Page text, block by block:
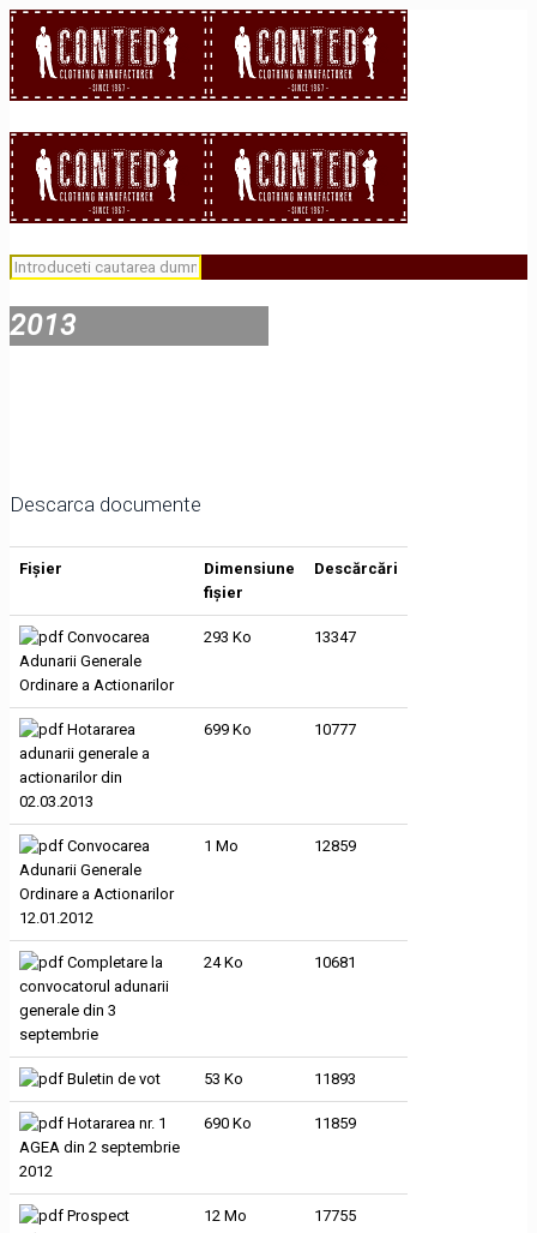
2013
Descarca documente
Fișier
Dimensiune
fișier
Descărcări
Convocarea
Adunarii Generale
Ordinare a Actionarilor
293 Ko 13347
Hotararea
adunarii generale a
actionarilor din
02.03.2013
699 Ko 10777
Convocarea
Adunarii Generale
Ordinare a Actionarilor
12.01.2012
1 Mo 12859
Completare la
convocatorul adunarii
generale din 3
septembrie
24 Ko 10681
Buletin de vot 53 Ko 11893
Hotararea nr. 1
AGEA din 2 septembrie
2012
690 Ko 11859
Prospect
12 Mo 17755